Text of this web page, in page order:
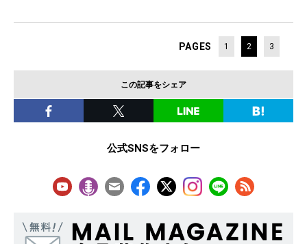
PAGES 1 2 3
この記事をシェア
公式SNSをフォロー